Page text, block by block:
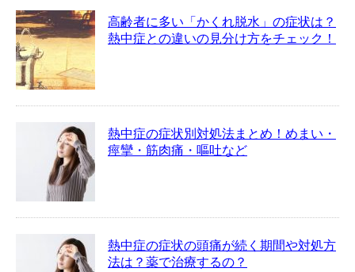
高齢者に多い「かくれ脱水」の症状は？
熱中症との違いの見分け方をチェック！
熱中症の症状別対処法まとめ！めまい・
痙攣・筋肉痛・嘔吐など
熱中症の症状の頭痛が続く期間や対処方
法は？薬で治療するの？